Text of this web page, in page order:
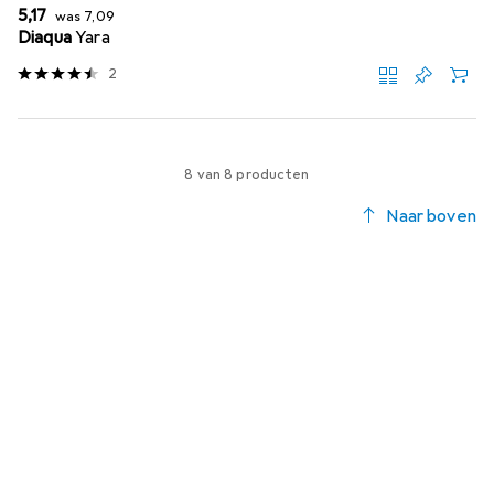
EUR
5,17 was EUR
7,09
DiaquaYara
2
8 van 8 producten
Naar boven